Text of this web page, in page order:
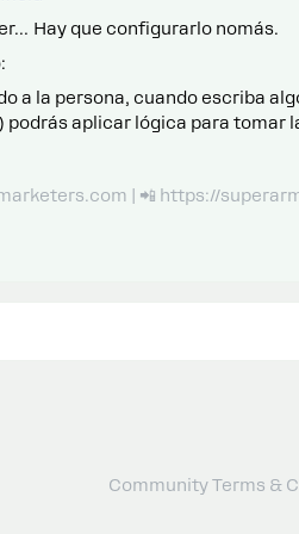
Hay que configurarlo nomás.
a la persona, cuando escriba
podrás aplicar lógica para tomar
| 📲 https://
Community Terms &